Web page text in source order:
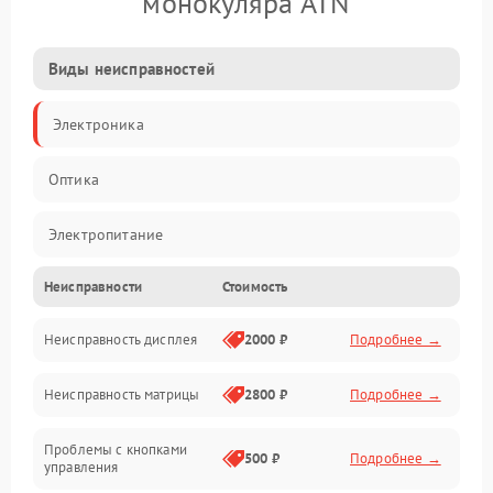
Виды неисправностей
Электроника
Оптика
Электропитание
Видео
ПО
Управление
Механические повреждения
Неисправности Стоимость
Неисправность дисплея 2000 ₽ Подробнее →
Неисправность матрицы 2800 ₽ Подробнее →
Проблемы с кнопками
управления
500 ₽ Подробнее →